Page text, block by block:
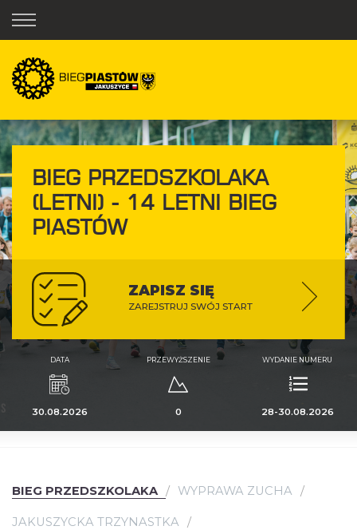
BIEG PRZEDSZKOLAKA
(LETNI) - 14 LETNI BIEG
PIASTÓW
ZAPISZ SIĘ
ZAREJSTRUJ SWÓJ START
DATA
30.08.2026
PRZEWYŻSZENIE
0
WYDANIE NUMERU
28-30.08.2026
BIEG PRZEDSZKOLAKA WYPRAWA ZUCHA
JAKUSZYCKA TRZYNASTKA